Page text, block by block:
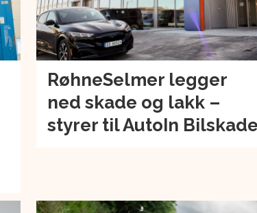
RøhneSelmer legger
ned skade og lakk –
styrer til AutoIn Bilskade